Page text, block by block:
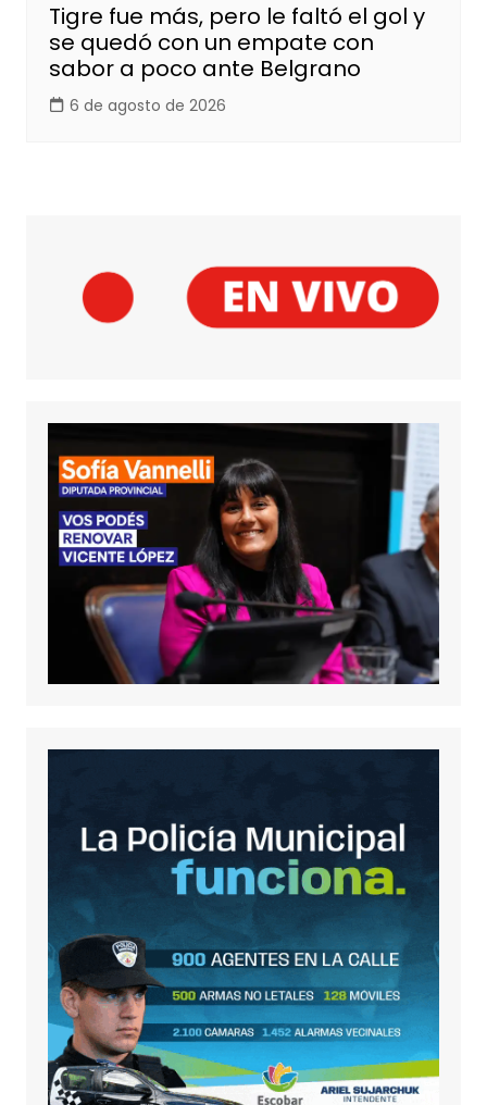
Tigre fue más, pero le faltó el gol y
se quedó con un empate con
sabor a poco ante Belgrano
6 de agosto de 2026